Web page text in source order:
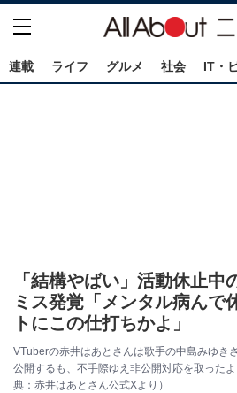
連載 ライフ グルメ 社会 IT・
「結構やばい」活動休止中
ミス発覚「メンタル病んで
トにこの仕打ちかよ」
VTuberの赤井はあとさんは歌手の中島みゆき
公開するも、不手際ゆえ非公開対応を取った
典：赤井はあとさん公式Xより）